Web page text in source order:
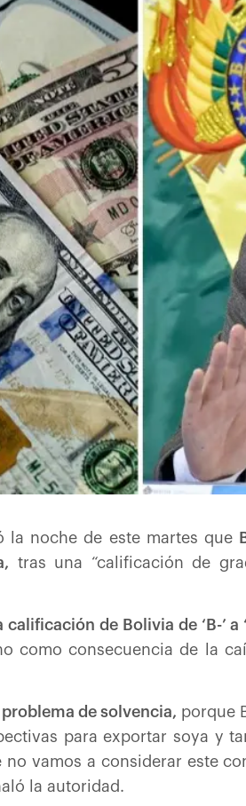
la noche de este martes que
tras una “calificación de
de Bolivia de ‘B-’ a
como consecuencia de la
de solvencia, porque
para exportar soya y
vamos a considerar este
la autoridad.